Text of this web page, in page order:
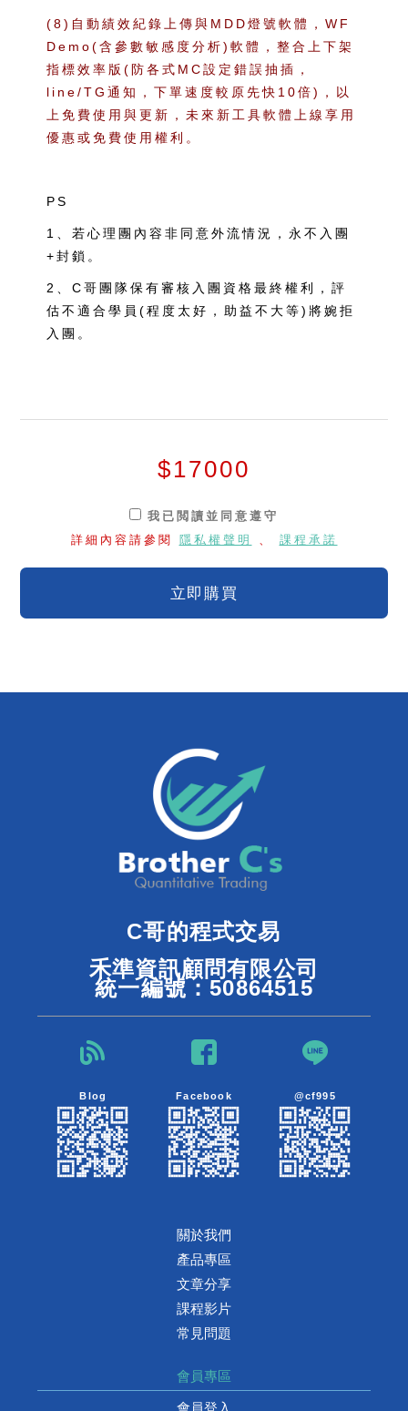
(8)自動績效紀錄上傳與MDD燈號軟體，WF
Demo(含參數敏感度分析)軟體，整合上下架
指標效率版(防各式MC設定錯誤抽插，
line/TG通知，下單速度較原先快10倍)，以
上免費使用與更新，未來新工具軟體上線享用
優惠或免費使用權利。
PS
1、若心理團內容非同意外流情況，永不入團
+封鎖。
2、C哥團隊保有審核入團資格最終權利，評
估不適合學員(程度太好，助益不大等)將婉拒
入團。
$17000
我已閲讀並同意遵守
詳細內容請參閱 隱私權聲明 課程承諾
立即購買
C哥的程式交易
禾準資訊顧問有限公司
統一編號：50864515
Blog Facebook @cf995
關於我們
產品專區
文章分享
課程影片
常見問題
會員專區